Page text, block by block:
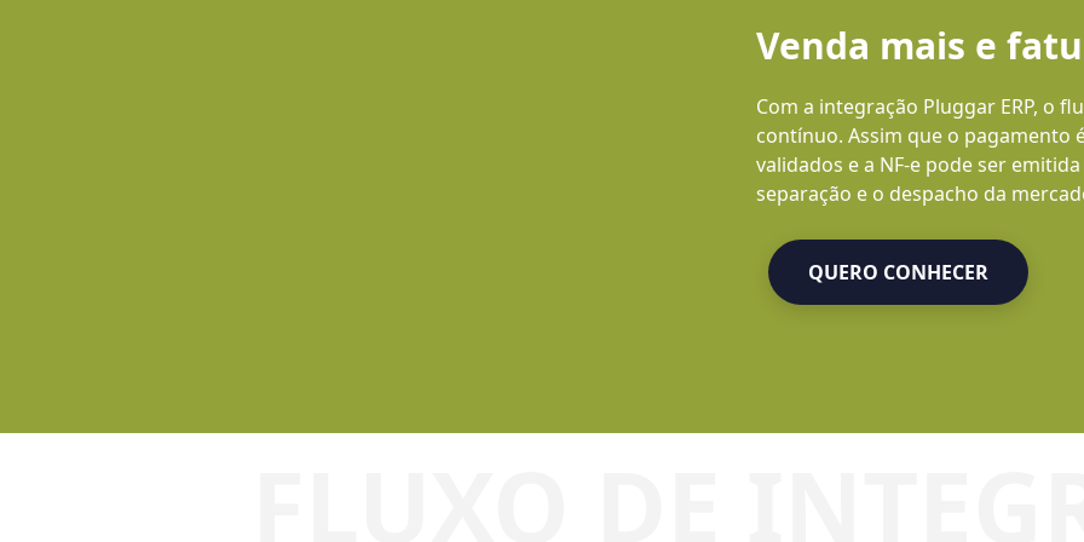
Venda mais e
Com a integração Pluggar ERP, o
contínuo. Assim que o pagamento
validados e a NF-e pode ser
separação e o despacho da
QUERO CONHECER
QUERO CONHECER